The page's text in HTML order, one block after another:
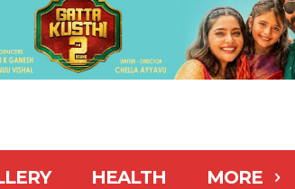
HEALTH MORE